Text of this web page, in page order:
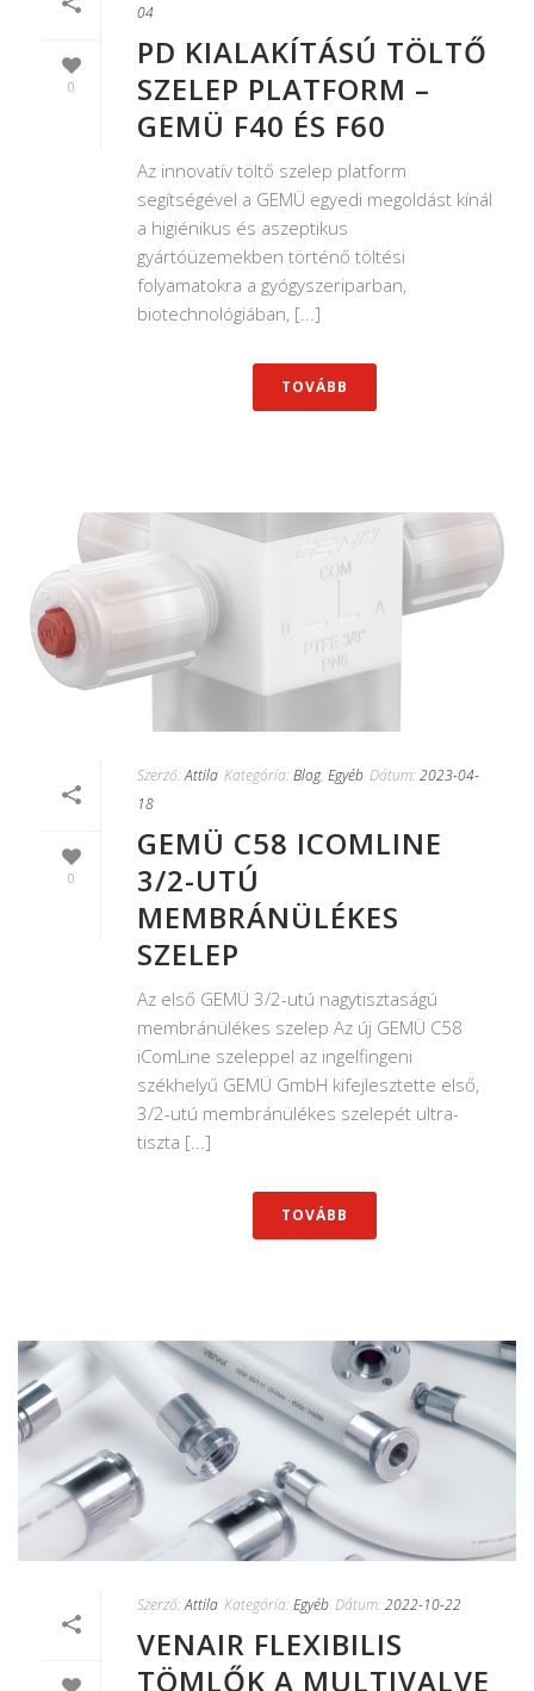
0
04
PD KIALAKÍTÁSÚ TÖLTŐ
SZELEP PLATFORM –
GEMÜ F40 ÉS F60
Az innovatív töltő szelep platform
segítségével a GEMÜ egyedi megoldást kínál
a higiénikus és aszeptikus
gyártóüzemekben történő töltési
folyamatokra a gyógyszeriparban,
biotechnológiában, [...]
TOVÁBB
0
Szerző:Attila Kategória:Blog, Egyéb Dátum:2023-04-
18
GEMÜ C58 ICOMLINE
3/2-UTÚ
MEMBRÁNÜLÉKES
SZELEP
Az első GEMÜ 3/2-utú nagytisztaságú
membránülékes szelep Az új GEMÜ C58
iComLine szeleppel az ingelfingeni
székhelyű GEMÜ GmbH kifejlesztette első,
3/2-utú membránülékes szelepét ultra-
tiszta [...]
TOVÁBB
Szerző:Attila Kategória:Egyéb Dátum:2022-10-22
VENAIR FLEXIBILIS
TÖMLŐK A MULTIVALVE